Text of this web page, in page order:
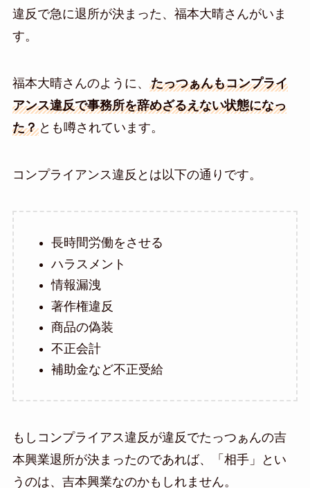
違反で急に退所が決まった、福本大晴さんがいま
す。
福本大晴さんのように、 たっつぁんもコンプライ
アンス違反で事務所を辞めざるえない状態になっ
た？とも噂されています。
コンプライアンス違反とは以下の通りです。
長時間労働をさせる
ハラスメント
情報漏洩
著作権違反
商品の偽装
不正会計
補助金など不正受給
もしコンプライアス違反が違反でたっつぁんの吉
本興業退所が決まったのであれば、「相手」とい
うのは、吉本興業なのかもしれません。